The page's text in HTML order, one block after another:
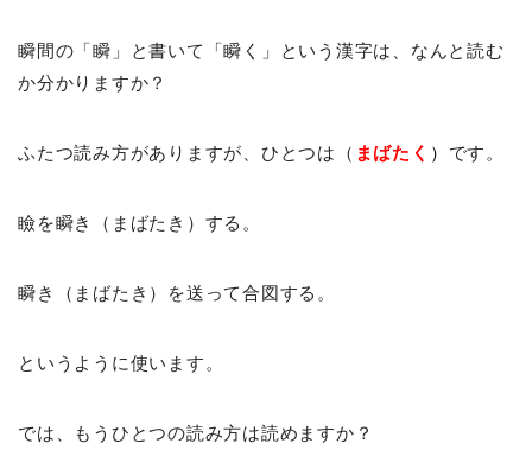
瞬間の「瞬」と書いて「瞬く」という漢字は、なんと読む
か分かりますか？
ふたつ読み方がありますが、ひとつは（ まばたく ） です。
瞼を瞬き（まばたき）する。
瞬き（まばたき）を送って合図する。
というように使います。
では、もうひとつの読み方は読めますか？